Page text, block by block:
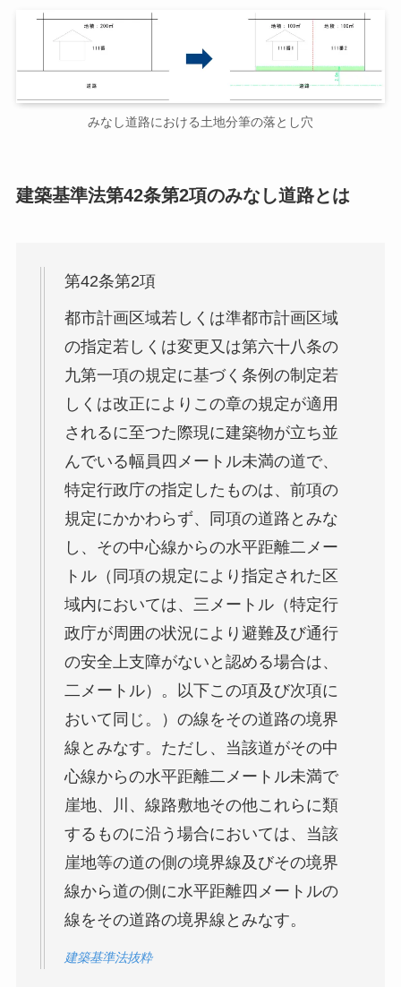
みなし道路における土地分筆の落とし穴
建築基準法第42条第2項のみなし道路とは
第42条第2項
都市計画区域若しくは準都市計画区域
の指定若しくは変更又は第六十八条の
九第一項の規定に基づく条例の制定若
しくは改正によりこの章の規定が適用
されるに至つた際現に建築物が立ち並
んでいる幅員四メートル未満の道で、
特定行政庁の指定したものは、前項の
規定にかかわらず、同項の道路とみな
し、その中心線からの水平距離二メー
トル（同項の規定により指定された区
域内においては、三メートル（特定行
政庁が周囲の状況により避難及び通行
の安全上支障がないと認める場合は、
二メートル）。以下この項及び次項に
おいて同じ。）の線をその道路の境界
線とみなす。ただし、当該道がその中
心線からの水平距離二メートル未満で
崖地、川、線路敷地その他これらに類
するものに沿う場合においては、当該
崖地等の道の側の境界線及びその境界
線から道の側に水平距離四メートルの
線をその道路の境界線とみなす。
建築基準法抜粋